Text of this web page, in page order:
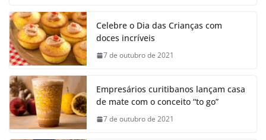
Celebre o Dia das Crianças com
doces incríveis
7 de outubro de 2021
Empresários curitibanos lançam casa
de mate com o conceito “to go”
7 de outubro de 2021